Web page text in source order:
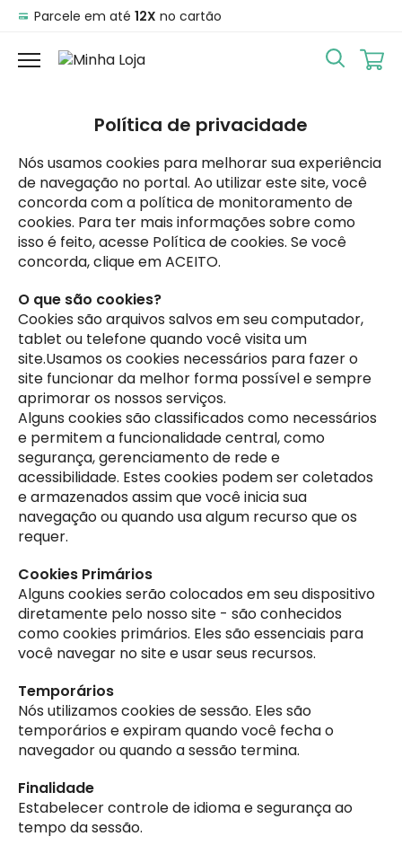
Satisfação
Política de privacidade
Nós usamos cookies para melhorar sua experiência
de navegação no portal. Ao utilizar este site, você
concorda com a política de monitoramento de
cookies. Para ter mais informações sobre como
isso é feito, acesse Política de cookies. Se você
concorda, clique em ACEITO.
O que são cookies?
Cookies são arquivos salvos em seu computador,
tablet ou telefone quando você visita um
site.Usamos os cookies necessários para fazer o
site funcionar da melhor forma possível e sempre
aprimorar os nossos serviços.
Alguns cookies são classificados como necessários
e permitem a funcionalidade central, como
segurança, gerenciamento de rede e
acessibilidade. Estes cookies podem ser coletados
e armazenados assim que você inicia sua
navegação ou quando usa algum recurso que os
requer.
Cookies Primários
Alguns cookies serão colocados em seu dispositivo
diretamente pelo nosso site - são conhecidos
como cookies primários. Eles são essenciais para
você navegar no site e usar seus recursos.
Temporários
Nós utilizamos cookies de sessão. Eles são
temporários e expiram quando você fecha o
navegador ou quando a sessão termina.
Finalidade
Estabelecer controle de idioma e segurança ao
tempo da sessão.